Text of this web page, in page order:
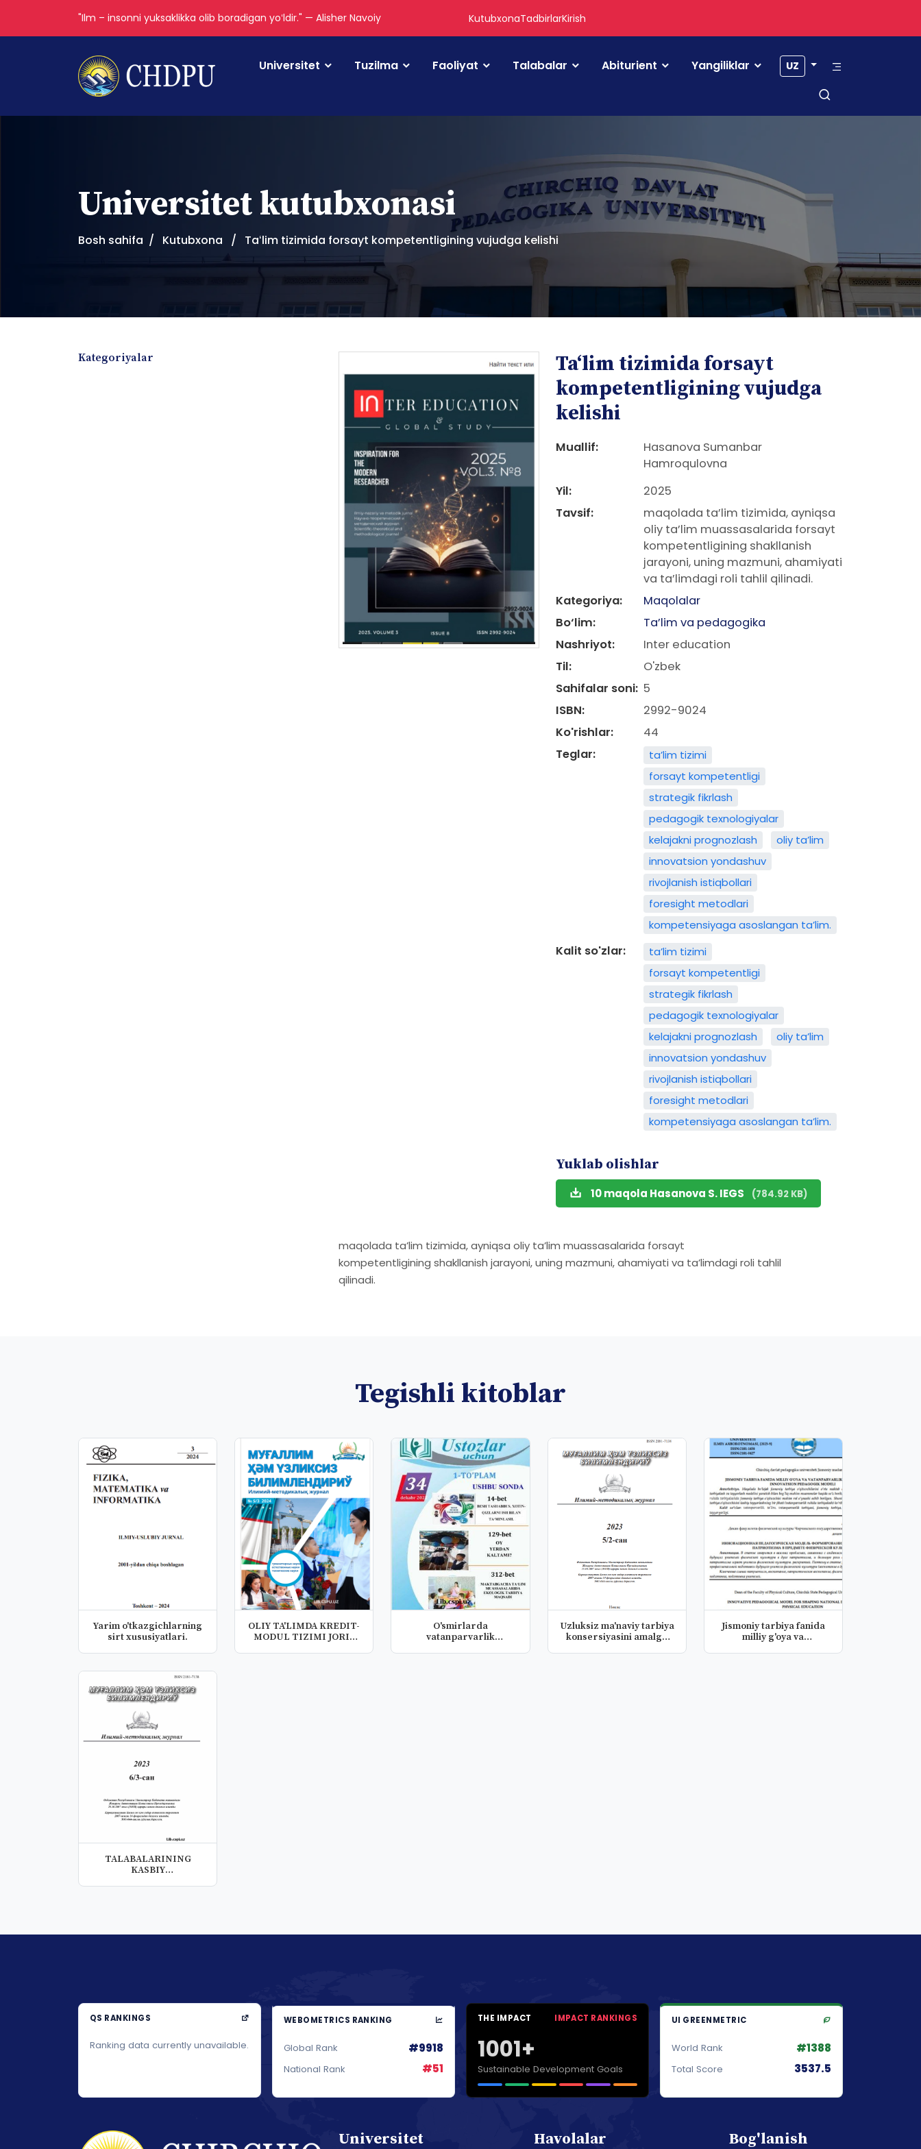
"Ilm – insonni yuksaklikka olib boradigan yoʻldir." — Alisher Navoiy KutubxonaTadbirlarKirish
Universitet Tuzilma Faoliyat Talabalar Abiturient Yangiliklar UZ
Universitet kutubxonasi
Bosh sahifa Kutubxona Taʻlim tizimida forsayt kompetentligining vujudga kelishi
Kategoriyalar
Taʻlim tizimida forsayt
kompetentligining vujudga
kelishi
Muallif:
Hasanova Sumanbar
Hamroqulovna
Yil:
2025
Tavsif:
maqolada ta’lim tizimida, ayniqsa
oliy ta’lim muassasalarida forsayt
kompetentligining shakllanish
jarayoni, uning mazmuni, ahamiyati
va ta’limdagi roli tahlil qilinadi.
Kategoriya:
Maqolalar
Bo‘lim:
Ta’lim va pedagogika
Nashriyot:
Inter education
Til:
O'zbek
Sahifalar soni: 5
ISBN:
2992-9024
Ko'rishlar:
44
Teglar:
ta’lim tizimi
forsayt kompetentligi
strategik fikrlash
pedagogik texnologiyalar
kelajakni prognozlash
oliy ta’lim
innovatsion yondashuv
rivojlanish istiqbollari
foresight metodlari
kompetensiyaga asoslangan ta’lim.
Kalit so'zlar:
ta’lim tizimi
forsayt kompetentligi
strategik fikrlash
pedagogik texnologiyalar
kelajakni prognozlash
oliy ta’lim
innovatsion yondashuv
rivojlanish istiqbollari
foresight metodlari
kompetensiyaga asoslangan ta’lim.
Yuklab olishlar
10 maqola Hasanova S. IEGS (784.92 KB)
maqolada ta’lim tizimida, ayniqsa oliy ta’lim muassasalarida forsayt
kompetentligining shakllanish jarayoni, uning mazmuni, ahamiyati va ta’limdagi roli tahlil
qilinadi.
Tegishli kitoblar
Yarim o'tkazgichlarning
sirt xususiyatlari.
OLIY TA'LIMDA KREDIT-
MODUL TIZIMI JORIY
O'smirlarda
vatanparvarlik
Uzluksiz ma'naviy tarbiya
konsersiyasini amalga
Jismoniy tarbiya fanida
milliy g'oya va
TALABALARINING
KASBIY
QS RANKINGS
Ranking data currently unavailable.
WEBOMETRICS RANKING
Global Rank #9918
National Rank #51
THE IMPACT IMPACT RANKINGS
1001+
Sustainable Development Goals
UI GREENMETRIC
World Rank #1388
Total Score 3537.5
Universitet Havolalar Bog'lanish